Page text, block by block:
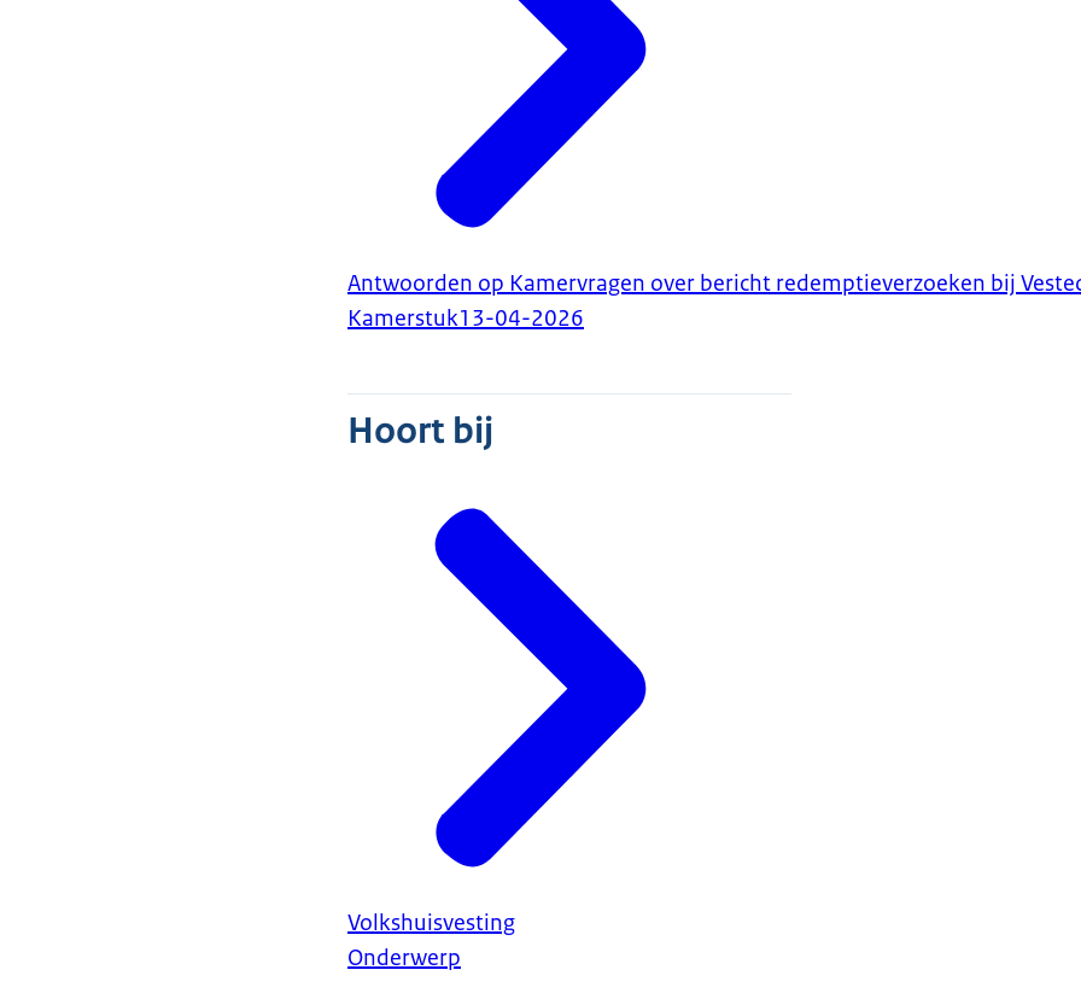
Antwoorden op Kamervragen over bericht redemptieverzoeken bij
Kamerstuk13-04-2026
Hoort bij
Volkshuisvesting
Onderwerp